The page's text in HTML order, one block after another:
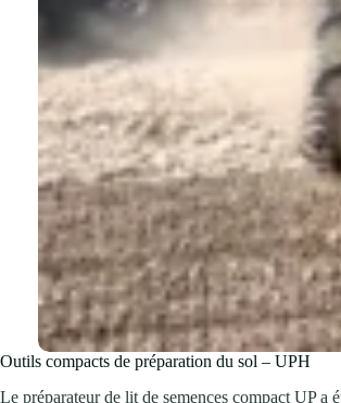
Outils compacts de préparation du sol – UPH
Le préparateur de lit de semences compact UP a